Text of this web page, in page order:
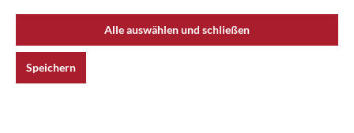
Alle auswählen und schließen
Speichern